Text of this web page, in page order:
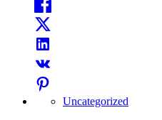
Uncategorized